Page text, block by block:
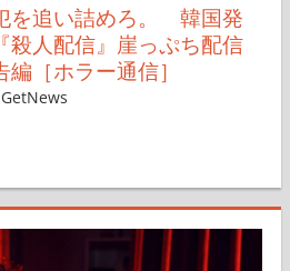
を追い詰めろ。 韓国発
殺人配信』崖っぷち配信
［ホラー通信］
レイナス
GetNews